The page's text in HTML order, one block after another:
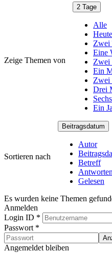
Zeige Themen von
2 Tage
Alle
Heute
Zwei
Eine
Zwei
Ein
Zwei
Drei
Ein
Sortieren nach
Beitragsdatum
Autor
Betreff
Gelesen
Es wurden keine Themen
Anmelden
Login ID *
Passwort*
Angemeldet bleiben